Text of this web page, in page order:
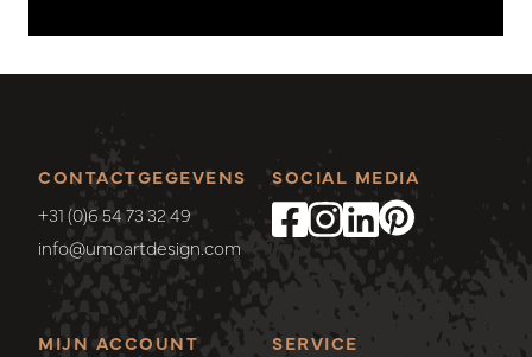
CONTACTGEGEVENS
+31 (0)6 54 73 32 49
info@umoartdesign.com
MIJN ACCOUNT
SERVICE
SOCIAL MEDIA